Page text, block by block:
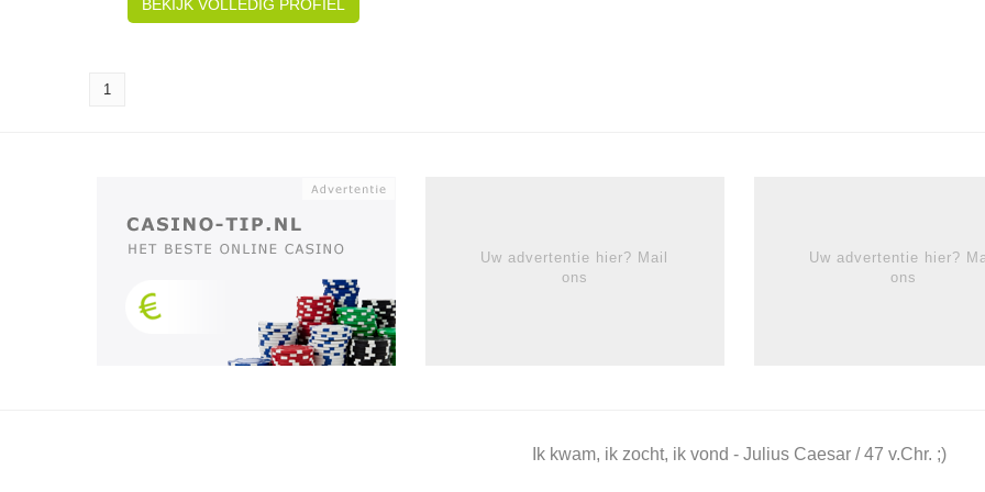
BEKIJK VOLLEDIG PROFIEL
1
Uw advertentie hier? Mail
ons
Uw advertentie hier?
ons
Ik kwam, ik zocht, ik vond - Julius Caesar / 47 v.Chr. ;)